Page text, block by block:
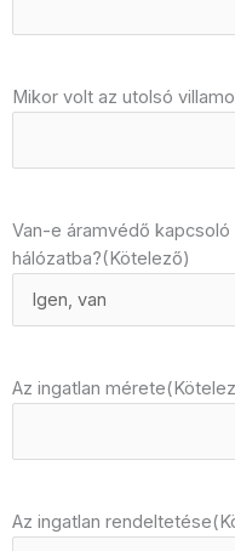
Mikor volt az utolsó
Van-e áramvédő
hálózatba?(Kötelező)
Az ingatlan mérete
Az ingatlan rendeltetése